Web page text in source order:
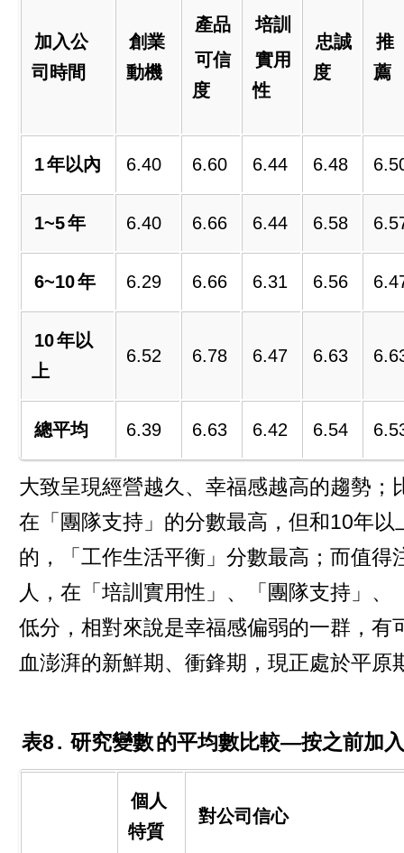
加入公
司時間
創業
動機
產品
可信
度
培訓
實用
性
忠誠
度
推
薦
1年以內 6.40 6.60 6.44 6.48
1~5年 6.40 6.66 6.44 6.58
6~10年 6.29 6.66 6.31 6.56
10年以
上
6.52 6.78 6.47 6.63
總平均 6.39 6.63 6.42 6.54
大致呈現經營越久、幸福感越高的趨勢
在「團隊支持」的分數最高，但和10年
的，「工作生活平衡」分數最高；而值得
人，在「培訓實用性」、「團隊支持」
低分，相對來說是幸福感偏弱的一群，有
血澎湃的新鮮期、衝鋒期，現正處於平原
表8. 研究變數的平均數比較—按之前加
個人
特質
對公司信心